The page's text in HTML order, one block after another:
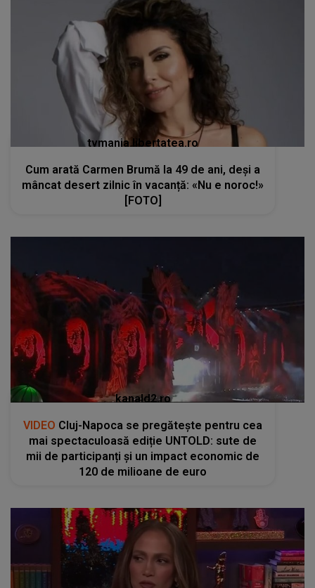
tvmania.libertatea.ro
Cum arată Carmen Brumă la 49 de ani, deși a
mâncat desert zilnic în vacanță: «Nu e noroc!»
[FOTO]
kanald2.ro
VIDEO Cluj-Napoca se pregătește pentru cea
mai spectaculoasă ediție UNTOLD: sute de
mii de participanți și un impact economic de
120 de milioane de euro